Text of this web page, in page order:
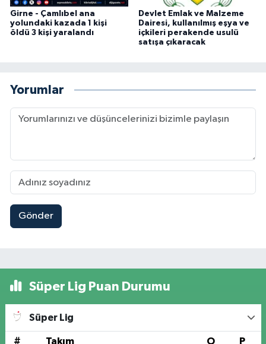
Girne - Çamlıbel ana
yolundaki kazada 1 kişi
öldü 3 kişi yaralandı
Devlet Emlak ve Malzeme
Dairesi, kullanılmış eşya ve
içkileri perakende usulü
satışa çıkaracak
Yorumlar
Gönder
Süper Lig Puan Durumu
Süper Lig
# Takım O P